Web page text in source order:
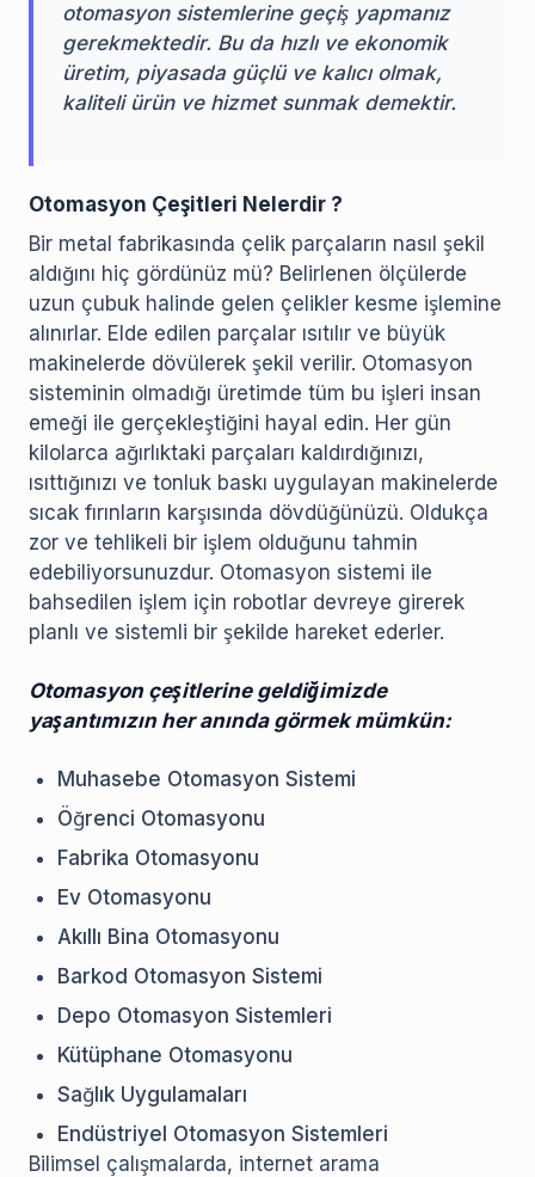
otomasyon sistemlerine geçiş yapmanız
gerekmektedir. Bu da hızlı ve ekonomik
üretim, piyasada güçlü ve kalıcı olmak,
kaliteli ürün ve hizmet sunmak demektir.
Otomasyon Çeşitleri Nelerdir ?
Bir metal fabrikasında çelik parçaların nasıl şekil
aldığını hiç gördünüz mü? Belirlenen ölçülerde
uzun çubuk halinde gelen çelikler kesme işlemine
alınırlar. Elde edilen parçalar ısıtılır ve büyük
makinelerde dövülerek şekil verilir. Otomasyon
sisteminin olmadığı üretimde tüm bu işleri insan
emeği ile gerçekleştiğini hayal edin. Her gün
kilolarca ağırlıktaki parçaları kaldırdığınızı,
ısıttığınızı ve tonluk baskı uygulayan makinelerde
sıcak fırınların karşısında dövdüğünüzü. Oldukça
zor ve tehlikeli bir işlem olduğunu tahmin
edebiliyorsunuzdur. Otomasyon sistemi ile
bahsedilen işlem için robotlar devreye girerek
planlı ve sistemli bir şekilde hareket ederler.
Otomasyon çeşitlerine geldiğimizde
yaşantımızın her anında görmek mümkün:
Muhasebe Otomasyon Sistemi
Öğrenci Otomasyonu
Fabrika Otomasyonu
Ev Otomasyonu
Akıllı Bina Otomasyonu
Barkod Otomasyon Sistemi
Depo Otomasyon Sistemleri
Kütüphane Otomasyonu
Sağlık Uygulamaları
Endüstriyel Otomasyon Sistemleri
Bilimsel çalışmalarda, internet arama